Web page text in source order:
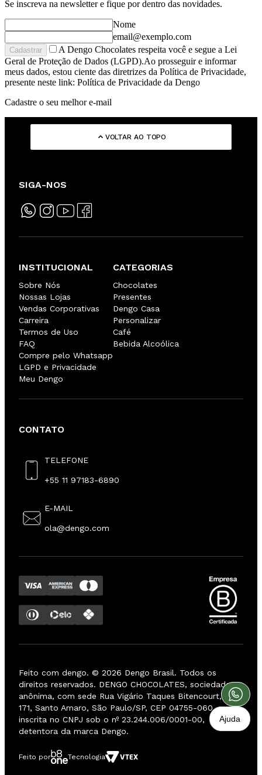
Ajuda
Se inscreva na newsletter e fique por dentro das novidades.
Nome
email@exemplo.com
Cadastrar
A Dengo Chocolates respeita você e segue a Lei
Geral de Proteção de Dados (LGPD).Ao prosseguir e informar
meus dados, estou ciente das diretrizes da Política de Privacidade,
presente neste link: Política de Privacidade da Dengo
Cadastre o seu melhor e-mail
VOLTAR AO TOPO
SIGA-NOS
INSTITUCIONAL
Sobre Nós
Nossas Lojas
Vendas Corporativas
Carreira
Termos de Uso
FAQ
Compre pelo Whatsapp
LGPD e Privacidade
Meu Dengo
CATEGORIAS
Chocolates
Presentes
Dengo Casa
Personalizar
Café
Bebida Alcoólica
CONTATO
TELEFONE
+55 11 97183-6890
E-MAIL
ola@dengo.com
Feito com dengo. © 2026 Dengo Brasil. Todos os
direitos reservados. DENGO CHOCOLATES, sociedade
anônima, com sede Rua Vigário Taques Bitencourt, nº
171, Santo Amaro, São Paulo/SP, CEP 04755-060, e
inscrita no CNPJ sob o nº 23.244.006/0001-00,
detentora da marca Dengo.
Feito por Tecnologia